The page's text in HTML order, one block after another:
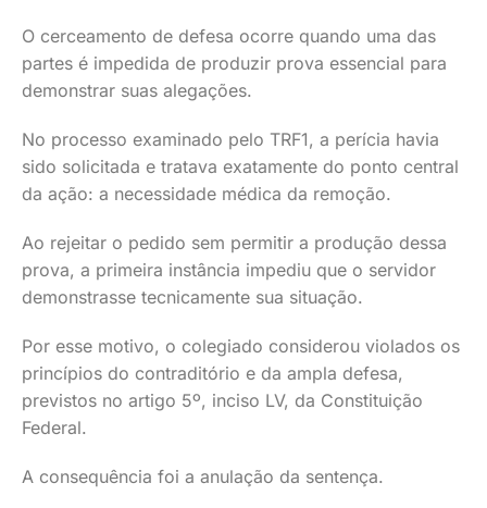
O cerceamento de defesa ocorre quando uma das
partes é impedida de produzir prova essencial para
demonstrar suas alegações.
No processo examinado pelo TRF1, a perícia havia
sido solicitada e tratava exatamente do ponto central
da ação: a necessidade médica da remoção.
Ao rejeitar o pedido sem permitir a produção dessa
prova, a primeira instância impediu que o servidor
demonstrasse tecnicamente sua situação.
Por esse motivo, o colegiado considerou violados os
princípios do contraditório e da ampla defesa,
previstos no artigo 5º, inciso LV, da Constituição
Federal.
A consequência foi a anulação da sentença.